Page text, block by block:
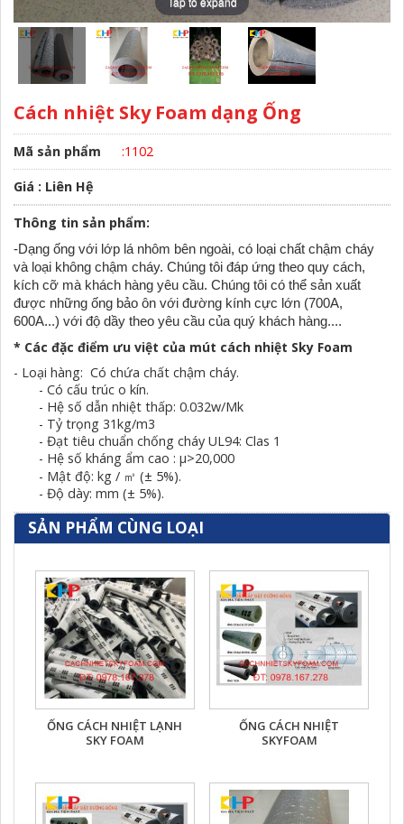
Cách nhiệt Sky Foam dạng Ống
Mã sản phẩm :1102
Giá : Liên Hệ
Thông tin sản phẩm:
-Dạng ống với lớp lá nhôm bên ngoài, có loại chất chậm cháy
và loại không chậm cháy. Chúng tôi đáp ứng theo quy cách,
kích cỡ mà khách hàng yêu cầu. Chúng tôi có thể sản xuất
được những ống bảo ôn với đường kính cực lớn (700A,
600A...) với độ dầy theo yêu cầu của quý khách hàng....
* Các đặc điểm ưu việt của mút cách nhiệt Sky Foam
- Loại hàng: Có chứa chất chậm cháy.
- Có cấu trúc o kín.
- Hệ số dẫn nhiệt thấp: 0.032w/Mk
- Tỷ trọng 31kg/m3
- Đạt tiêu chuẩn chống cháy UL94: Clas 1
- Hệ số kháng ẩm cao : µ>20,000
- Mật độ: kg / ㎥ (± 5%).
- Độ dày: mm (± 5%).
SẢN PHẨM CÙNG LOẠI
ỐNG CÁCH NHIỆT LẠNH
SKY FOAM
ỐNG CÁCH NHIỆT
SKYFOAM